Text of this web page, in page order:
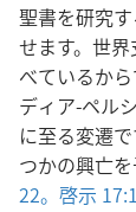
聖書を研究
せます。世
べているか
ディア-ペル
に至る変遷
つかの興亡
22。 啓示